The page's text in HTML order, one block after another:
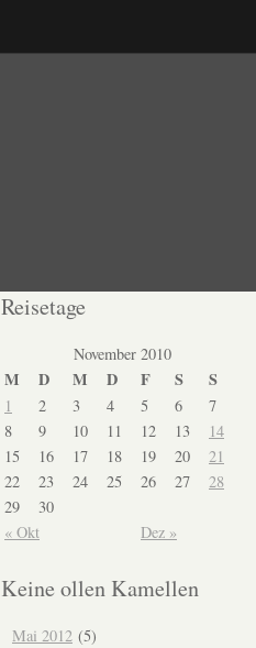
Reisetage
November 2010
M D M D F S S
« Okt Dez »
1 2 3 4 5 6
7
8
9 10 11 12 13
14
15
16 17 18 19 20
21
22
23 24 25 26 27
28
29
30
Keine ollen Kamellen
Mai 2012 (5)